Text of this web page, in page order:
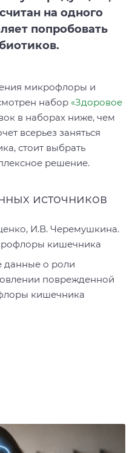
на одного
попробовать
микрофлоры и
набор «Здоровое
в наборах ниже, чем
всерьез заняться
стоит выбрать
решение.
источников
И.В. Черемушкина.
кишечника
данные о роли
поврежденной
кишечника